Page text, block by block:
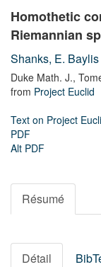
Homothetic
Riemannian
Shanks, E. Baylis
Duke Math. J.,
from Project Euclid
Text on Project
PDF
Alt PDF
Résumé
Détail